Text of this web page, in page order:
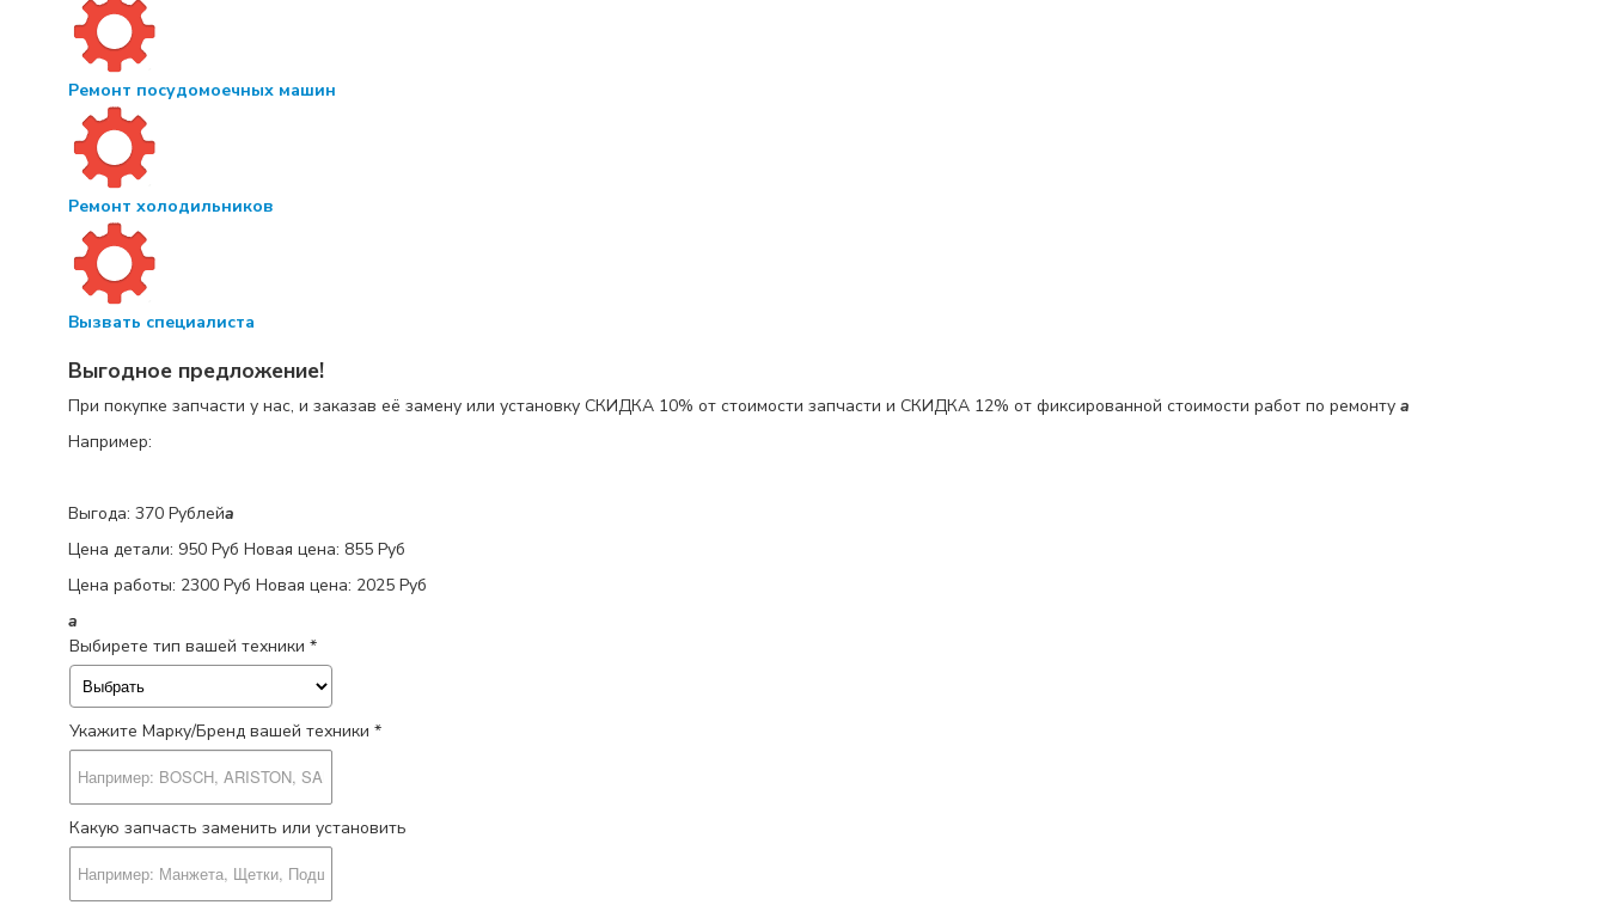
Ремонт посудомоечных машин
Ремонт холодильников
Вызвать специалиста
Выгодное предложение!
При покупке запчасти у нас, и заказав её замену или установку СКИДКА 10% от стоимости запчасти и СКИДКА 12% от фиксированной стоимости работ по ремонту a
Например:
Выгода: 370 Рублейa
Цена детали: 950 Руб Новая цена: 855 Руб
Цена работы: 2300 Руб Новая цена: 2025 Руб
a
Выбирете тип вашей техники *
Укажите Марку/Бренд вашей техники *
Какую запчасть заменить или установить